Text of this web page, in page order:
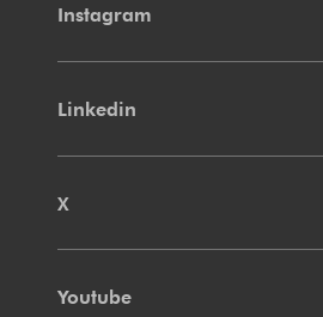
Instagram
Linkedin
X
Youtube